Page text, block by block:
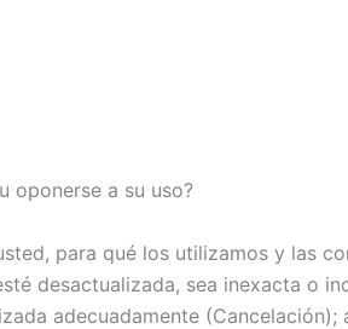
oponerse a su uso?
para qué los utilizamos y las
desactualizada, sea inexacta o
adecuadamente